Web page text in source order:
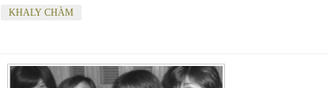
KHALY CHÀM